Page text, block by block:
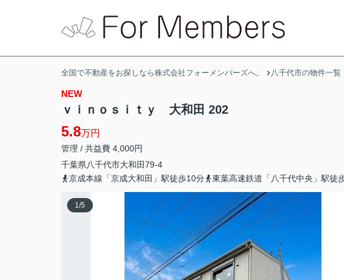
全国で不動産をお探しなら株式会社フォーメンバーズへ。 八千代市の物件一覧
NEW
ｖｉｎｏｓｉｔｙ 大和田 202
5.8万円
管理 / 共益費 4,000円
千葉県八千代市大和田79-4
京成本線「京成大和田」駅徒歩10分
東葉高速鉄道「八千代中央」駅徒
1/5